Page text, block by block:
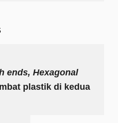
ends, Hexagonal
plastik di kedua